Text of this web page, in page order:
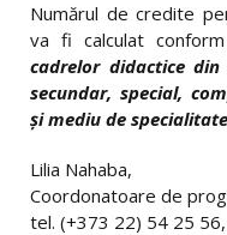
Numărul de credite
va fi calculat conform
cadrelor didactice
secundar, special,
şi mediu de
Lilia Nahaba,
Coordonatoare de
tel. (+373 22) 54 25